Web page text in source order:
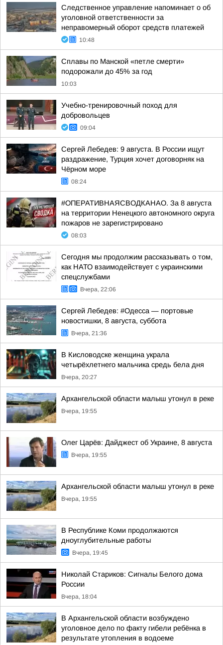
Следственное управление напоминает о об
уголовной ответственности за
неправомерный оборот средств платежей
10:48
Сплавы по Манской «петле смерти»
подорожали до 45% за год
10:03
Учебно-тренировочный поход для
добровольцев
09:04
Сергей Лебедев: 9 августа. В России ищут
раздражение, Турция хочет договорняк на
Чёрном море
08:24
#ОПЕРАТИВНАЯСВОДКАНАО. За 8 августа
на территории Ненецкого автономного округа
пожаров не зарегистрировано
08:03
Сегодня мы продолжим рассказывать о том,
как НАТО взаимодействует с украинскими
спецслужбами
Вчера, 22:06
Сергей Лебедев: #Одесса — портовые
новостишки, 8 августа, суббота
Вчера, 21:36
В Кисловодске женщина украла
четырёхлетнего мальчика средь бела дня
Вчера, 20:27
Архангельской области малыш утонул в реке
Вчера, 19:55
Олег Царёв: Дайджест об Украине, 8 августа
Вчера, 19:55
Архангельской области малыш утонул в реке
Вчера, 19:55
В Республике Коми продолжаются
дноуглубительные работы
Вчера, 19:45
Николай Стариков: Сигналы Белого дома
России
Вчера, 18:04
В Архангельской области возбуждено
уголовное дело по факту гибели ребёнка в
результате утопления в водоеме